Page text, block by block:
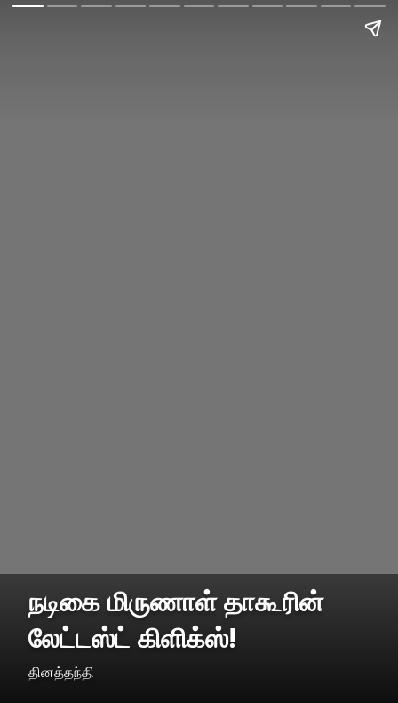
நடிகை மிருணாள் தாகூரின்
லேட்டஸ்ட் கிளிக்ஸ்!
தினத்தந்தி